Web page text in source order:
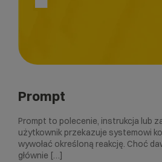
Prompt
Prompt to polecenie, instrukcja lub
użytkownik przekazuje systemowi
wywołać określoną reakcję. Choć
głównie […]